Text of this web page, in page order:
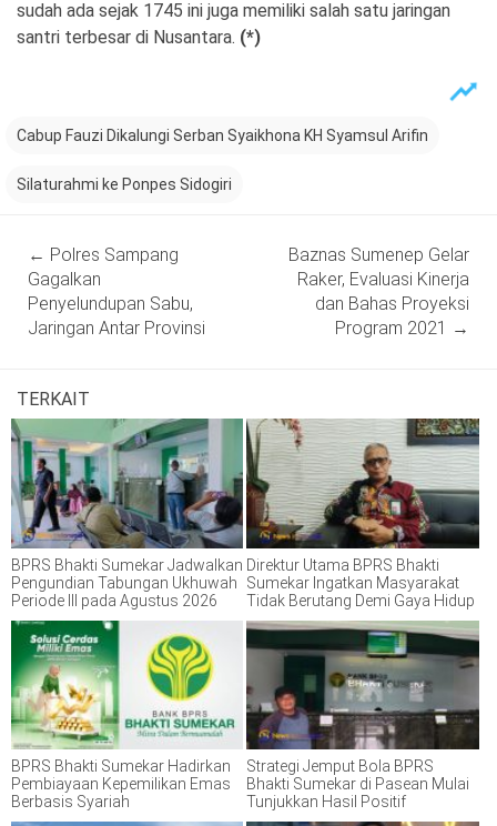
sudah ada sejak 1745 ini juga memiliki salah satu jaringan
santri terbesar di Nusantara. (*)
Cabup Fauzi Dikalungi Serban Syaikhona KH Syamsul Arifin
Silaturahmi ke Ponpes Sidogiri
navigation
← Polres Sampang
Gagalkan
Penyelundupan Sabu,
Jaringan Antar Provinsi
Baznas Sumenep Gelar
Raker, Evaluasi Kinerja
dan Bahas Proyeksi
Program 2021
→
TERKAIT
BPRS Bhakti Sumekar Jadwalkan
Pengundian Tabungan Ukhuwah
Periode III pada Agustus 2026
Direktur Utama BPRS Bhakti
Sumekar Ingatkan Masyarakat
Tidak Berutang Demi Gaya Hidup
BPRS Bhakti Sumekar Hadirkan
Pembiayaan Kepemilikan Emas
Berbasis Syariah
Strategi Jemput Bola BPRS
Bhakti Sumekar di Pasean Mulai
Tunjukkan Hasil Positif